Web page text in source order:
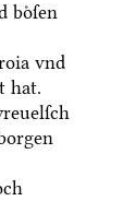
boͤſen
vnd
hat.